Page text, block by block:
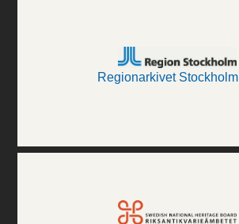
Regionarkivet Stockholm